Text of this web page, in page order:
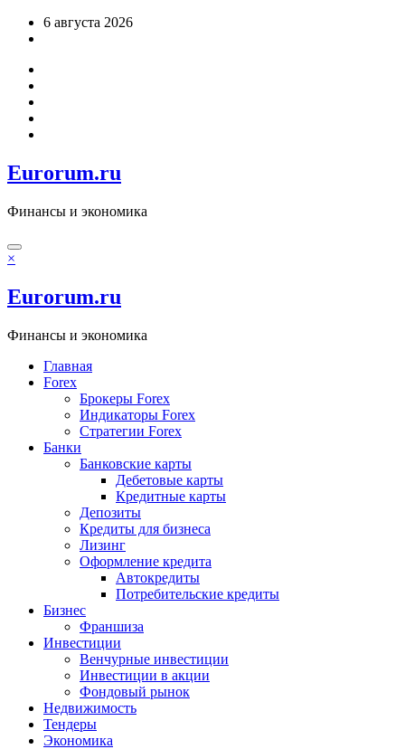
Перейти6 августа 2026
Eurorum.ru
Финансы и экономика
×
Eurorum.ru
Финансы и экономика
Главная
Forex
Брокеры Forex
Индикаторы Forex
Стратегии Forex
Банки
Банковские карты
Дебетовые карты
Кредитные карты
Депозиты
Кредиты для бизнеса
Лизинг
Оформление кредита
Автокредиты
Потребительские кредиты
Бизнес
Франшиза
Инвестиции
Венчурные инвестиции
Инвестиции в акции
Фондовый рынок
Недвижимость
Тендеры
Экономика